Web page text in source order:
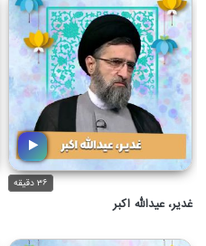
۳۶ دقیقه
غدیر، عیدالله اکبر